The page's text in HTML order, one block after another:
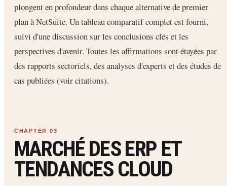
plongent en profondeur dans chaque alternative de premier
plan à NetSuite. Un tableau comparatif complet est fourni,
suivi d'une discussion sur les conclusions clés et les
perspectives d'avenir. Toutes les affirmations sont étayées par
des rapports sectoriels, des analyses d'experts et des études de
cas publiées (voir citations).
MARCHÉ DES ERP ET
TENDANCES CLOUD